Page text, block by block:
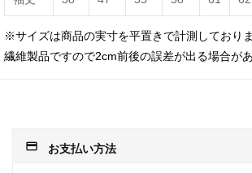
※サイズは商品の実寸を平置きで計測しておりま
繊維製品ですので2cm前後の誤差が出る場合があ
payment お支払い方法